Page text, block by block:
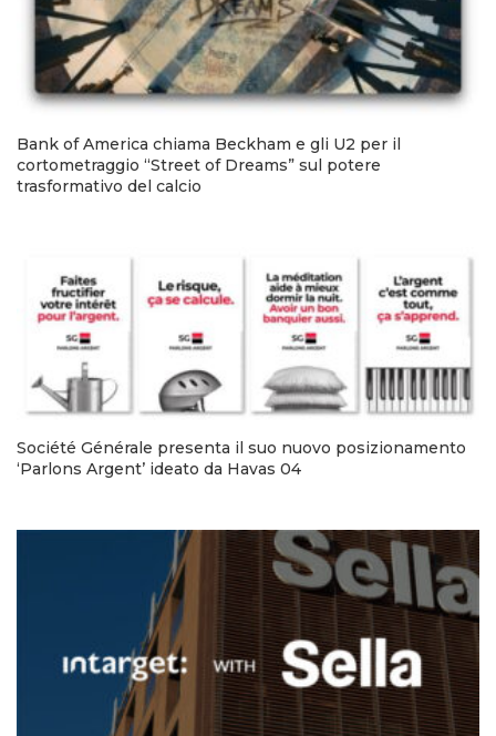
Bank of America chiama Beckham e gli U2 per il
cortometraggio “Street of Dreams” sul potere
trasformativo del calcio
Société Générale presenta il suo nuovo posizionamento
‘Parlons Argent’ ideato da Havas 04